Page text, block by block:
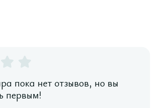
пока нет отзывов, но вы
первым!